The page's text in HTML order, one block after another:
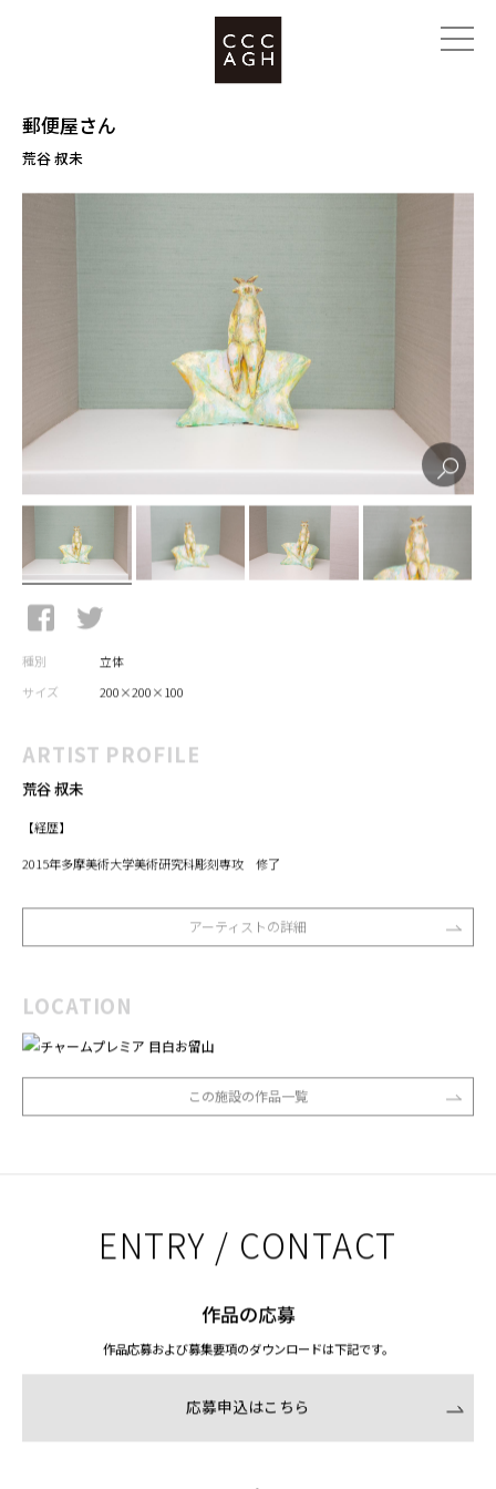
郵便屋さん
荒谷 叔未
種別
立体
サイズ
200×200×100
ARTIST PROFILE
荒谷 叔未
【経歴】
2015年多摩美術大学美術研究科彫刻専攻 修了
アーティストの詳細
LOCATION
この施設の作品一覧
ENTRY / CONTACT
作品の応募
作品応募および募集要項のダウンロードは下記です。
応募申込はこちら